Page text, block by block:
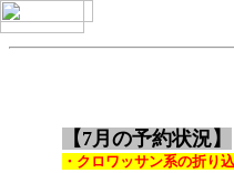
【7月の予約状況】
・クロワッサン系の折り